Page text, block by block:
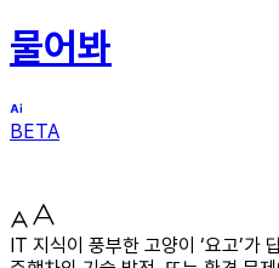
물어봐
BETA
IT 지식이 풍부한 고양이 ‘요고’가